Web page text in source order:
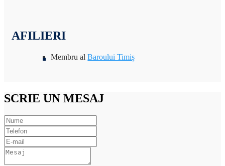
AFILIERI
Membru alBaroului Timiș
SCRIE UN MESAJ